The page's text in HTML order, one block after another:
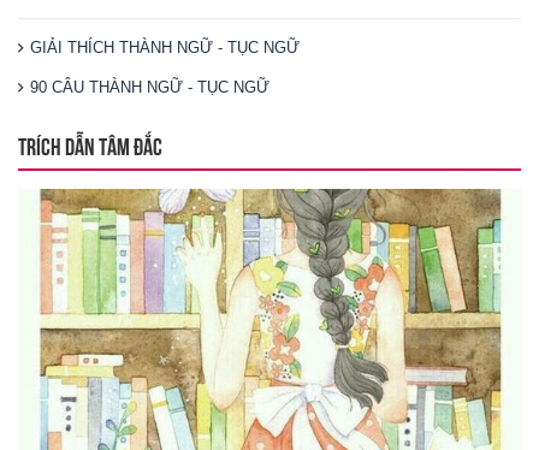
GIẢI THÍCH THÀNH NGỮ - TỤC NGỮ
90 CÂU THÀNH NGỮ - TỤC NGỮ
TRÍCH DẪN TÂM ĐẮC